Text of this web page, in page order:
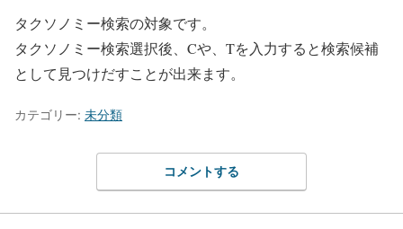
タクソノミー検索の対象です。
タクソノミー検索選択後、Cや、Tを入力すると検索候補
として見つけだすことが出来ます。
カテゴリー: 未分類
コメントする